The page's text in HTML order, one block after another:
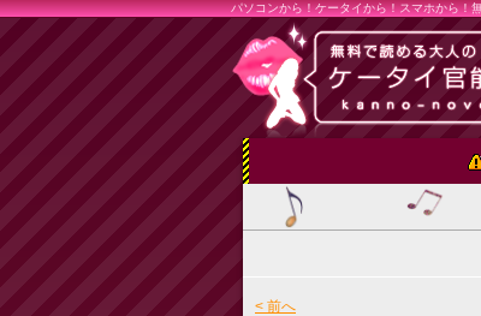
パソコンから！ケータイから！スマホから！
< 前へ